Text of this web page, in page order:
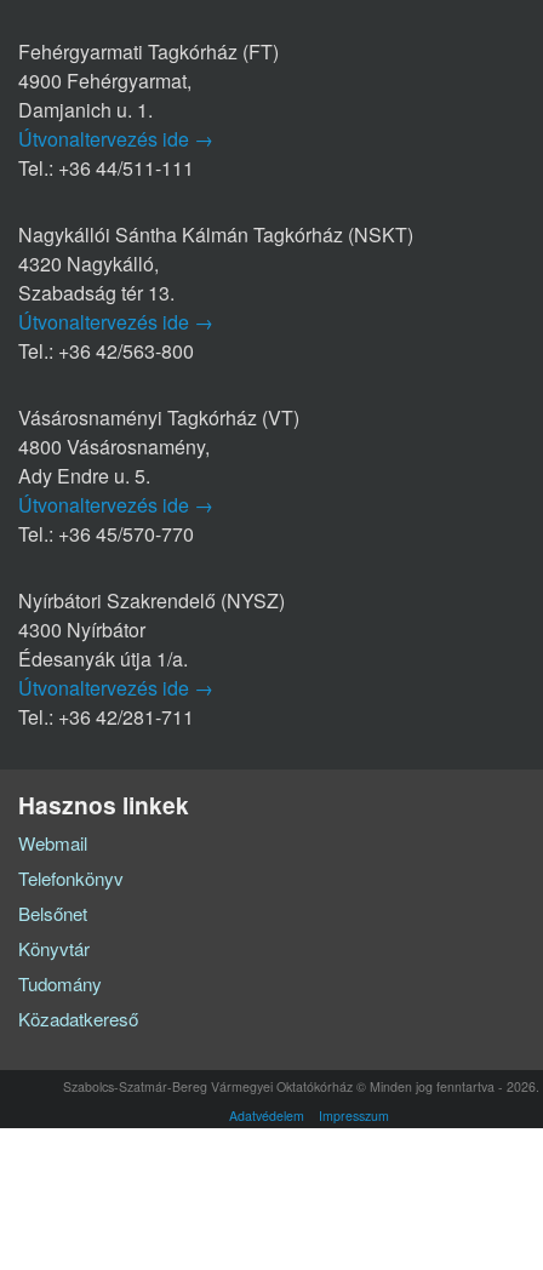
Fehérgyarmati Tagkórház (FT)
4900 Fehérgyarmat,
Damjanich u. 1.
Útvonaltervezés ide →
Tel.: +36 44/511-111
Nagykállói Sántha Kálmán Tagkórház (NSKT)
4320 Nagykálló,
Szabadság tér 13.
Útvonaltervezés ide →
Tel.: +36 42/563-800
Vásárosnaményi Tagkórház (VT)
4800 Vásárosnamény,
Ady Endre u. 5.
Útvonaltervezés ide →
Tel.: +36 45/570-770
Nyírbátori Szakrendelő (NYSZ)
4300 Nyírbátor
Édesanyák útja 1/a.
Útvonaltervezés ide →
Tel.: +36 42/281-711
Hasznos linkek
Webmail
Telefonkönyv
Belsőnet
Könyvtár
Tudomány
Közadatkereső
Szabolcs-Szatmár-Bereg Vármegyei Oktatókórház © Minden jog fenntartva - 2026.
Adatvédelem
Impresszum